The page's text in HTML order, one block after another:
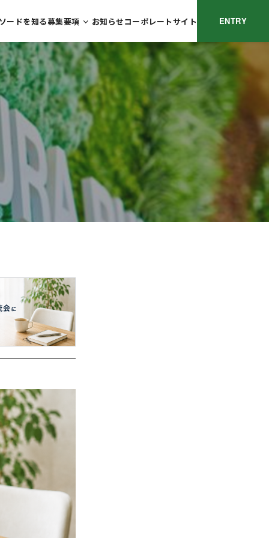
ードを知る募集要項 お知らせコーポレートサイト ENTRY